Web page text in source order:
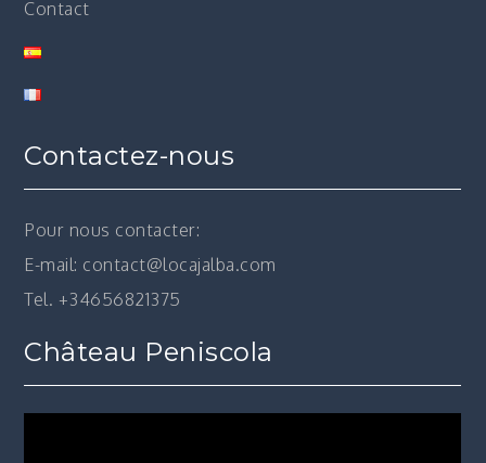
Contact
Contactez-nous
Pour nous contacter:
E-mail: contact@locajalba.com
Tel. +34656821375
Château Peniscola